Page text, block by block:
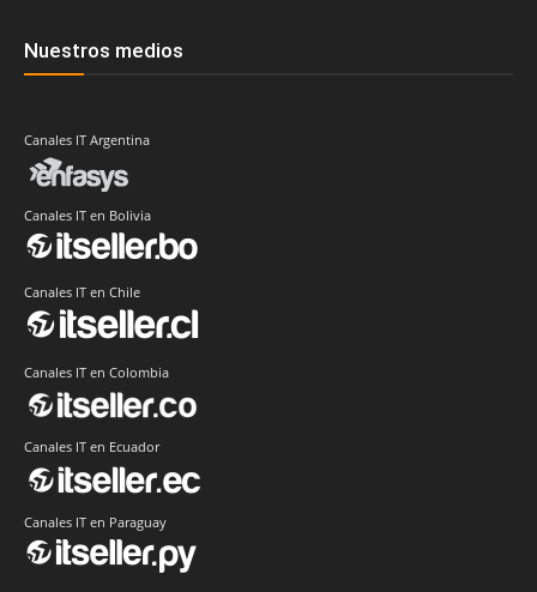
Nuestros medios
Canales IT Argentina
Canales IT en Bolivia
Canales IT en Chile
Canales IT en Colombia
Canales IT en Ecuador
Canales IT en Paraguay